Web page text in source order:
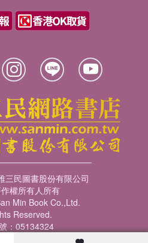
三民圖書股份有限公司
權所有人所有
Min Book Co.,Ltd.
Reserved.
：05134324